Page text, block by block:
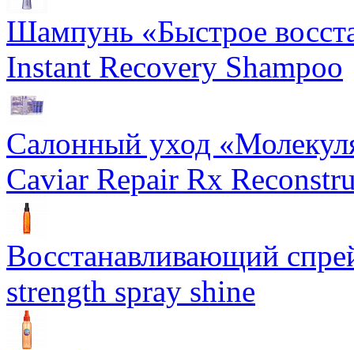
Шампунь «Быстрое
Instant Recovery Shampoo
Салонный уход
Caviar Repair Rx
Восстанавливающий
strength spray shine